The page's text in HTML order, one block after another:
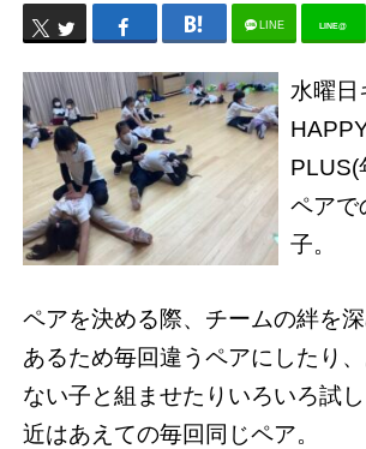
LINE LINE@
水曜日
PLUS(
ペアで
子。
ペアを決める際、チームの絆を
あるため毎回違うペアにしたり
ない子と組ませたりいろいろ試
近はあえての毎回同じペア。